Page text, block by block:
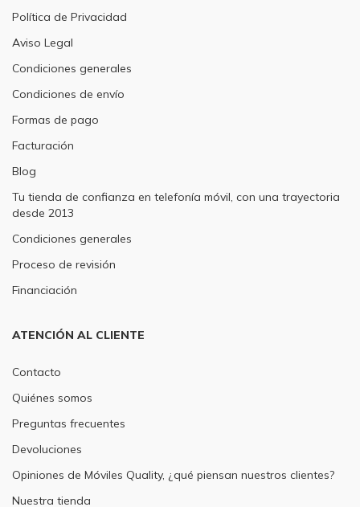
Política de Privacidad
Aviso Legal
Condiciones generales
Condiciones de envío
Formas de pago
Facturación
Blog
Tu tienda de confianza en telefonía móvil, con una trayectoria
desde 2013
Condiciones generales
Proceso de revisión
Financiación
ATENCIÓN AL CLIENTE
Contacto
Quiénes somos
Preguntas frecuentes
Devoluciones
Opiniones de Móviles Quality, ¿qué piensan nuestros clientes?
Nuestra tienda